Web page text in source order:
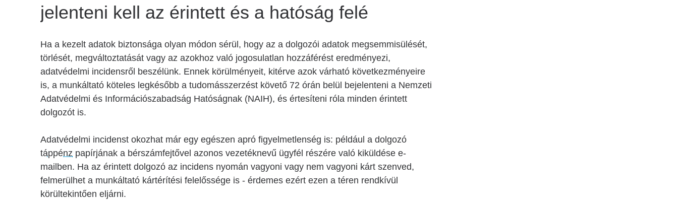
jelenteni kell az érintett és a hatóság felé
Ha a kezelt adatok biztonsága olyan módon sérül, hogy az a dolgozói adatok megsemmisülését,
törlését, megváltoztatását vagy az azokhoz való jogosulatlan hozzáférést eredményezi,
adatvédelmi incidensről beszélünk. Ennek körülményeit, kitérve azok várható következményeire
is, a munkáltató köteles legkésőbb a tudomásszerzést követő 72 órán belül bejelenteni a Nemzeti
Adatvédelmi és Információszabadság Hatóságnak (NAIH), és értesíteni róla minden érintett
dolgozót is.
Adatvédelmi incidenst okozhat már egy egészen apró figyelmetlenség is: például a dolgozó
táppénz papírjának a bérszámfejtővel azonos vezetéknevű ügyfél részére való kiküldése e-
mailben. Ha az érintett dolgozó az incidens nyomán vagyoni vagy nem vagyoni kárt szenved,
felmerülhet a munkáltató kártérítési felelőssége is - érdemes ezért ezen a téren rendkívül
körültekintően eljárni.